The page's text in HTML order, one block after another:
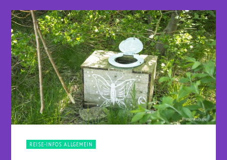
REISE-INFOS ALLGEMEIN